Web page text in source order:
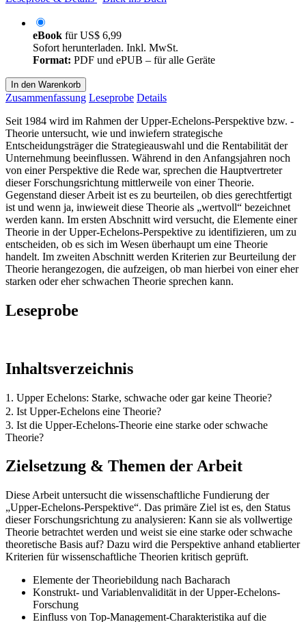
eBook fürUS$ 6,99
Sofort herunterladen. Inkl. MwSt.
Format: PDF und ePUB – für alle Geräte
In den Warenkorb
Zusammenfassung Leseprobe Details
Seit 1984 wird im Rahmen der Upper-Echelons-Perspektive bzw. -
Theorie untersucht, wie und inwiefern strategische
Entscheidungsträger die Strategieauswahl und die Rentabilität der
Unternehmung beeinflussen. Während in den Anfangsjahren noch
von einer Perspektive die Rede war, sprechen die Hauptvertreter
dieser Forschungsrichtung mittlerweile von einer Theorie.
Gegenstand dieser Arbeit ist es zu beurteilen, ob dies gerechtfertigt
ist und wenn ja, inwieweit diese Theorie als „wertvoll“ bezeichnet
werden kann. Im ersten Abschnitt wird versucht, die Elemente einer
Theorie in der Upper-Echelons-Perspektive zu identifizieren, um zu
entscheiden, ob es sich im Wesen überhaupt um eine Theorie
handelt. Im zweiten Abschnitt werden Kriterien zur Beurteilung der
Theorie herangezogen, die aufzeigen, ob man hierbei von einer eher
starken oder eher schwachen Theorie sprechen kann.
Leseprobe
Inhaltsverzeichnis
1. Upper Echelons: Starke, schwache oder gar keine Theorie?
2. Ist Upper-Echelons eine Theorie?
3. Ist die Upper-Echelons-Theorie eine starke oder schwache
Theorie?
Zielsetzung & Themen der Arbeit
Diese Arbeit untersucht die wissenschaftliche Fundierung der
„Upper-Echelons-Perspektive“. Das primäre Ziel ist es, den Status
dieser Forschungsrichtung zu analysieren: Kann sie als vollwertige
Theorie betrachtet werden und weist sie eine starke oder schwache
theoretische Basis auf? Dazu wird die Perspektive anhand etablierter
Kriterien für wissenschaftliche Theorien kritisch geprüft.
Elemente der Theoriebildung nach Bacharach
Konstrukt- und Variablenvalidität in der Upper-Echelons-
Forschung
Einfluss von Top-Management-Charakteristika auf die